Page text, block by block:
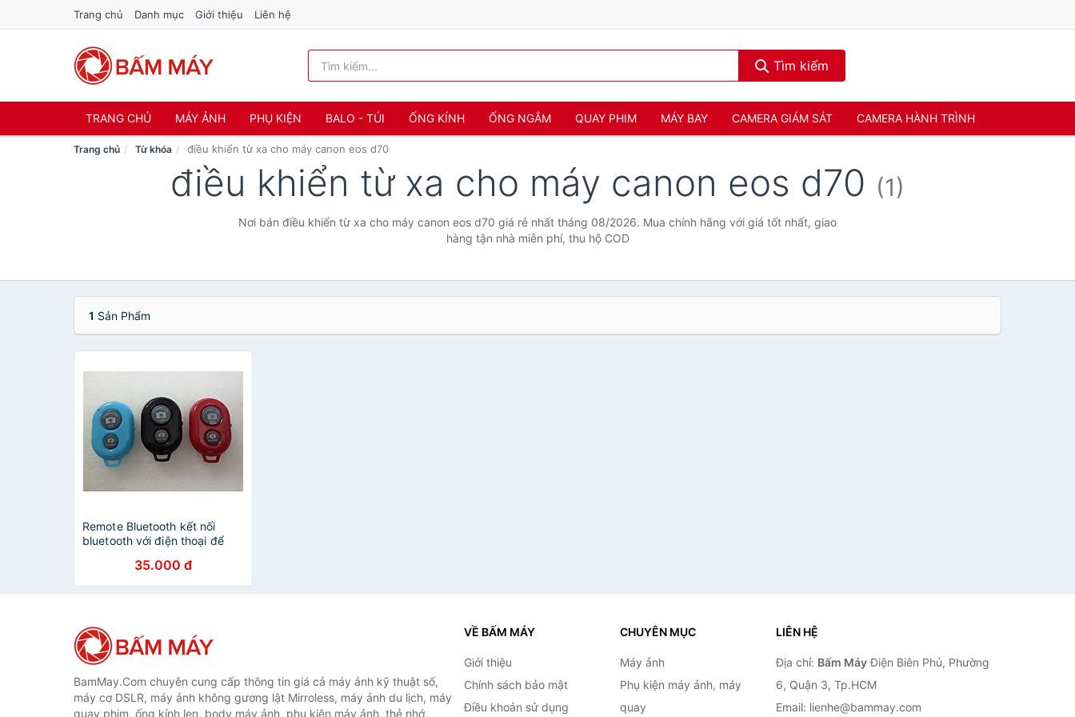
Trang chủ Danh mục Giới thiệu Liên hệ
Tìm kiếm
TRANG CHỦ MÁY ẢNH PHỤ KIỆN BALO - TÚI ỐNG KÍNH ỐNG NGẮM QUAY PHIM MÁY BAY CAMERA GIÁM SÁT CAMERA HÀNH TRÌNH
Trang chủ Từ khóa điều khiển từ xa cho máy canon eos d70
điều khiển từ xa cho máy canon eos d70 (1)
Nơi bán điều khiển từ xa cho máy canon eos d70 giá rẻ nhất tháng 08/2026. Mua chính hãng với giá tốt nhất, giao
hàng tận nhà miễn phí, thu hộ COD
1 Sản Phẩm
Remote Bluetooth kết nối
bluetooth với điện thoại để
35.000 đ
BamMay.Com chuyên cung cấp thông tin giá cả máy ảnh kỹ thuật số,
máy cơ DSLR, máy ảnh không gương lật Mirroless, máy ảnh du lịch, máy
quay phim, ống kính len, body máy ảnh, phụ kiện máy ảnh, thẻ nhớ,
VỀ BẤM MÁY
Giới thiệu
Chính sách bảo mật
Điều khoản sử dụng
CHUYÊN MỤC
Máy ảnh
Phụ kiện máy ảnh, máy
quay
LIÊN HỆ
Địa chỉ: Bấm MáyĐiện Biên Phủ, Phường
6, Quận 3, Tp.HCM
Email: lienhe@bammay.com